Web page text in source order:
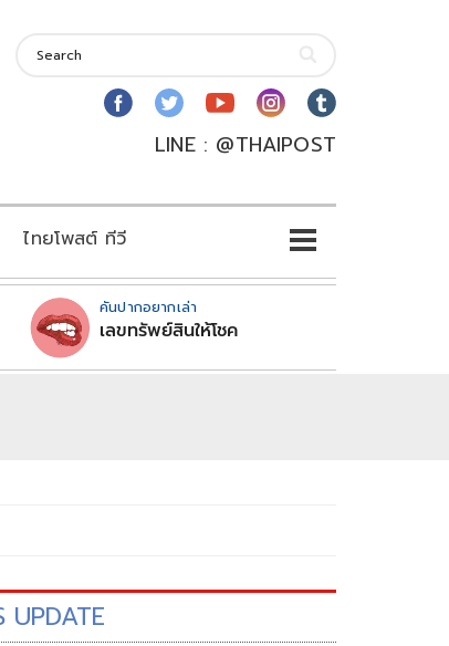
LINE : @THAIPOST
ไทยโพสต์ ทีวี
คันปากอยากเล่า
เลขทรัพย์สินให้โชค
UPDATE